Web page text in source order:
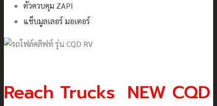
ตัวควบคุม ZAPI
แช็บมูลเลอร์ มอเตอร์
Reach Trucks NEW CQD